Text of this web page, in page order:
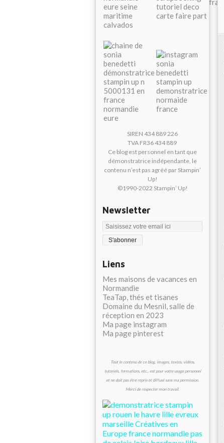
SIREN 434 889 226
TVA FR36 434 889
Ce blog est personnel en tant que
démonstratrice indépendante, le
contenu n’est pas agréé par Stampin’
Up!
©1990-2022 Stampin’ Up!
Newsletter
Liens
Mes maisons de vacances en
Normandie
TeaTap, thés et tisanes
Domaine du Mesnil, salle de
réception en 2023
Ma page instagram
Ma page pinterest
Tout le contenu de ce blog, images, textes, vidéos,
tutoriels, formations, etc., est pour votre usage personnel
et ne doit pas être repris et diffusé sans ma permission.
Merci de respecter mon travail.